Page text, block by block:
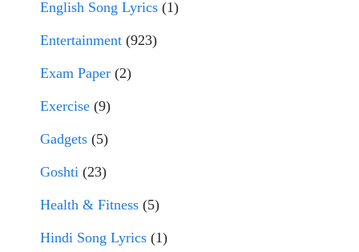
English Song Lyrics (1)
Entertainment (923)
Exam Paper (2)
Exercise (9)
Gadgets (5)
Goshti (23)
Health & Fitness (5)
Hindi Song Lyrics (1)